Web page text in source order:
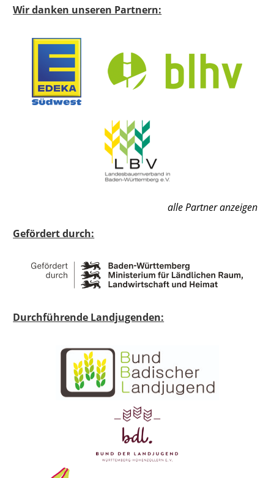
Wir danken unseren Partnern:
alle Partner anzeigen
Gefördert durch:
Durchführende Landjugenden: